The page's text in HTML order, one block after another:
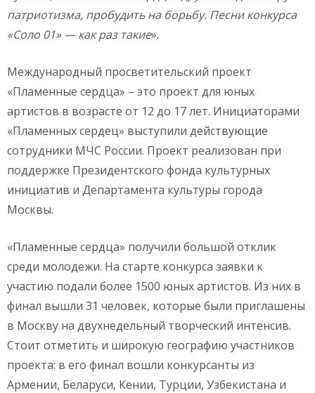
патриотизма, пробудить на борьбу. Песни конкурса
«Соло 01» — как раз такие».
Международный просветительский проект
«Пламенные сердца» – это проект для юных
артистов в возрасте от 12 до 17 лет. Инициаторами
«Пламенных сердец» выступили действующие
сотрудники МЧС России. Проект реализован при
поддержке Президентского фонда культурных
инициатив и Департамента культуры города
Москвы.
«Пламенные сердца» получили большой отклик
среди молодежи. На старте конкурса заявки к
участию подали более 1500 юных артистов. Из них в
финал вышли 31 человек, которые были приглашены
в Москву на двухнедельный творческий интенсив.
Стоит отметить и широкую географию участников
проекта: в его финал вошли конкурсанты из
Армении, Беларуси, Кении, Турции, Узбекистана и